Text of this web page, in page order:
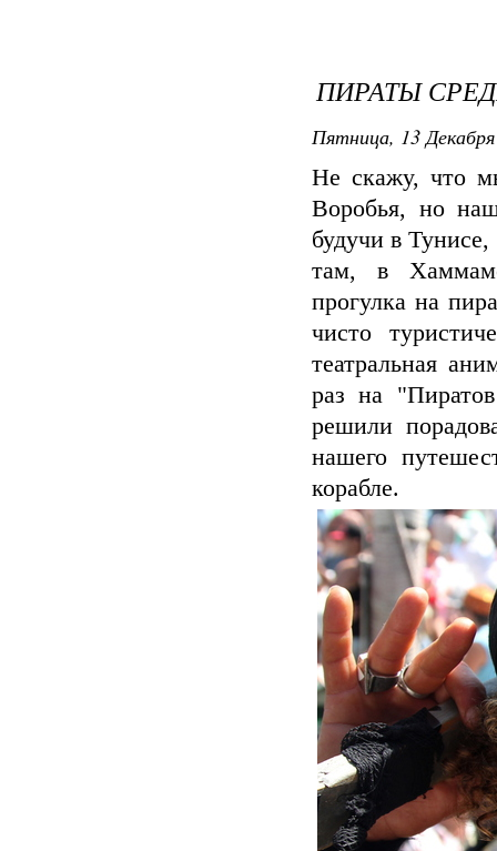
ПИРАТЫ
Пятница, 13
Не скажу, что
Воробья, но
будучи в Тунисе,
там, в
прогулка на
чисто
театральная
раз на
решили
нашего
корабле.